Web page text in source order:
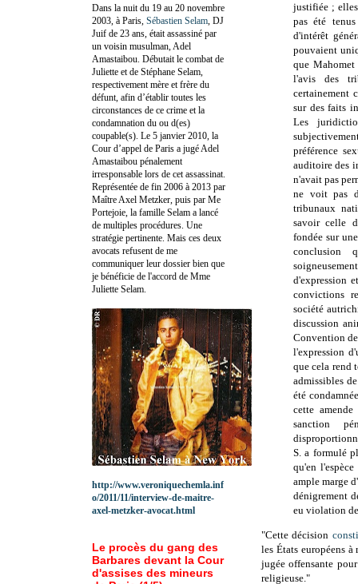
justifiée ;
pas été
d'intérêt
pouvaient
que
l'avis des
certainement
sur des faits
Les
préférence
auditoire des
n'avait pas
ne voit pas
tribunaux
savoir celle
fondée sur
conclusion
d'expression
convictions
société
discussion
Convention
l'expression
que cela rend
admissibles
été
cette
sanction
S. a formulé
qu'en
ample marge
dénigrement
eu violation
"Cette décision
les États européens
jugée offensante
religieuse."
Dans la nuit du 19 au 20 novembre
2003, à Paris, Sébastien Selam , DJ
Juif de 23 ans, était assassiné par
un voisin musulman, Adel
Amastaibou. Débutait le combat de
Juliette et de Stéphane Selam,
respectivement mère et frère du
défunt, afin d’établir toutes les
circonstances de ce crime et la
condamnation du ou d(es)
coupable(s). Le 5 janvier 2010, la
Cour d’appel de Paris a jugé Adel
Amastaibou pénalement
irresponsable lors de cet assassinat.
Représentée de fin 2006 à 2013 par
Maître Axel Metzker, puis par Me
Portejoie, la famille Selam a lancé
de multiples procédures. Une
stratégie pertinente. Mais ces deux
avocats refusent de me
communiquer leur dossier bien que
je bénéficie de l'accord de Mme
Juliette Selam.
http://www.veroniquechemla.inf
o/2011/11/interview-de-maitre-
axel-metzker-avocat.html
Le procès du gang des
Barbares devant la Cour
d'assises des mineurs